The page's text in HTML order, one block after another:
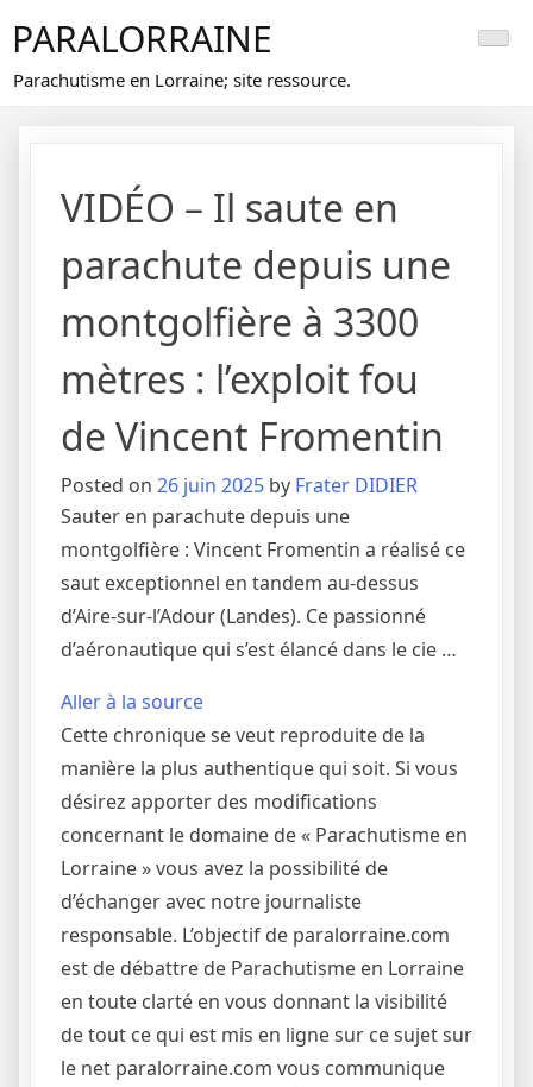
content
PARALORRAINE
Parachutisme en Lorraine; site ressource.
VIDÉO – Il saute en
parachute depuis une
montgolfière à 3300
mètres : l’exploit fou
de Vincent Fromentin
Posted on 26 juin 2025 by Frater DIDIER
Sauter en parachute depuis une
montgolfière : Vincent Fromentin a réalisé ce
saut exceptionnel en tandem au-dessus
d’Aire-sur-l’Adour (Landes). Ce passionné
d’aéronautique qui s’est élancé dans le cie …
Aller à la source
Cette chronique se veut reproduite de la
manière la plus authentique qui soit. Si vous
désirez apporter des modifications
concernant le domaine de « Parachutisme en
Lorraine » vous avez la possibilité de
d’échanger avec notre journaliste
responsable. L’objectif de paralorraine.com
est de débattre de Parachutisme en Lorraine
en toute clarté en vous donnant la visibilité
de tout ce qui est mis en ligne sur ce sujet sur
le net paralorraine.com vous communique